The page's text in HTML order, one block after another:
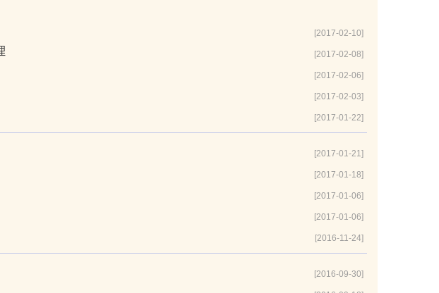
[2017-02-10]
[2017-02-08]
[2017-02-06]
[2017-02-03]
[2017-01-22]
[2017-01-21]
[2017-01-18]
[2017-01-06]
[2017-01-06]
[2016-11-24]
[2016-09-30]